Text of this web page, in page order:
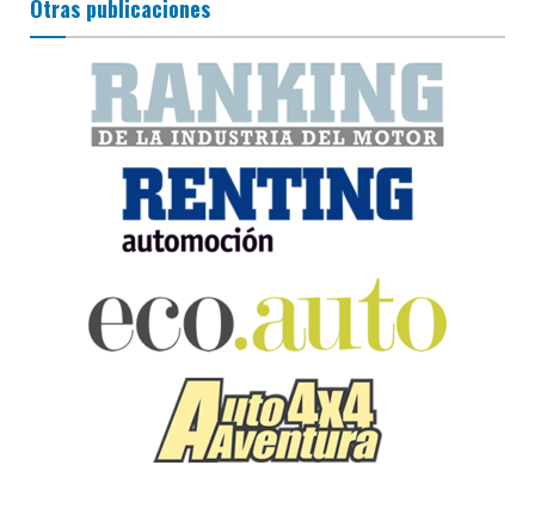
Otras publicaciones